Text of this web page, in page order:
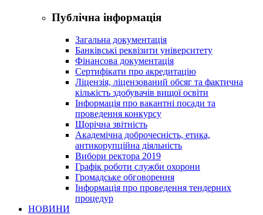
Публічна інформація
Загальна документація
Банківські реквізити університету
Фінансова документація
Сертифікати про акредитацію
Ліцензія, ліцензований обсяг та фактична
кількість здобувачів вищої освіти
Інформація про вакантні посади та
проведення конкурсу
Щорічна звітність
Академічна доброчесність, етика,
антикорупційна діяльність
Вибори ректора 2019
Графік роботи служби охорони
Громадське обговорення
Інформація про проведення тендерних
процедур
НОВИНИ